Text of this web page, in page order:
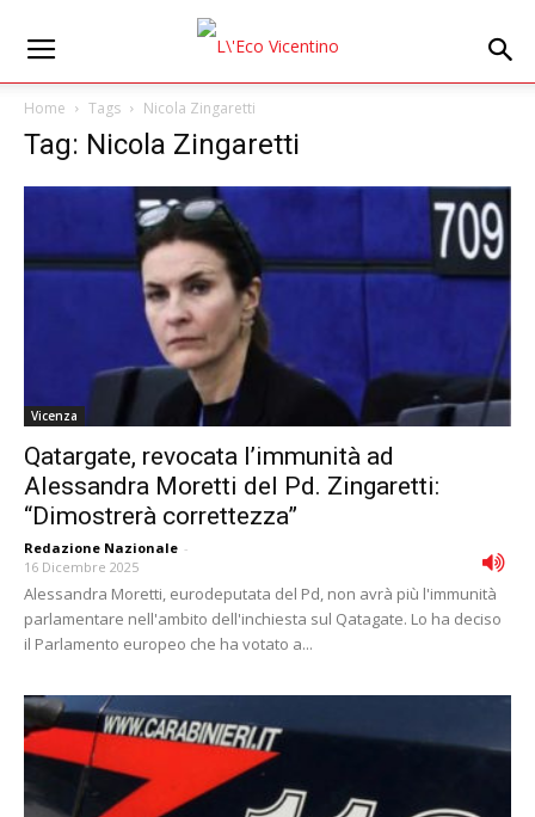
Home Tags Nicola Zingaretti
Tag: Nicola Zingaretti
Vicenza
Qatargate, revocata l’immunità ad
Alessandra Moretti del Pd. Zingaretti:
“Dimostrerà correttezza”
Redazione Nazionale -
16 Dicembre 2025
Alessandra Moretti, eurodeputata del Pd, non avrà più l'immunità
parlamentare nell'ambito dell'inchiesta sul Qatagate. Lo ha deciso
il Parlamento europeo che ha votato a...